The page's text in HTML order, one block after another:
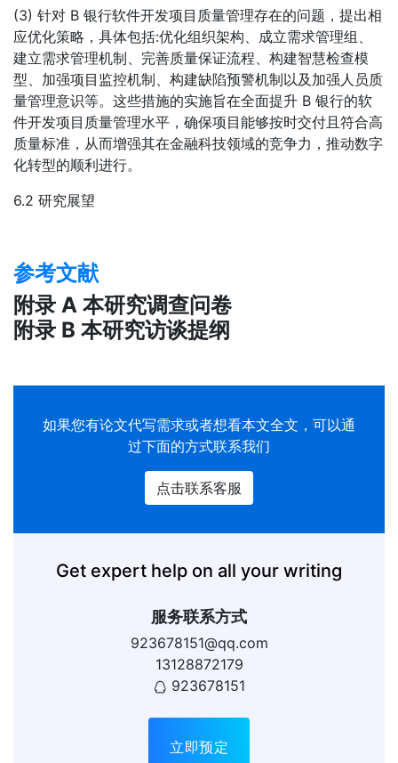
(3) 针对 B 银行软件开发项目质量管理存在的问题，提出相
应优化策略，具体包括:优化组织架构、成立需求管理组、
建立需求管理机制、完善质量保证流程、构建智慧检查模
型、加强项目监控机制、构建缺陷预警机制以及加强人员质
量管理意识等。这些措施的实施旨在全面提升 B 银行的软
件开发项目质量管理水平，确保项目能够按时交付且符合高
质量标准，从而增强其在金融科技领域的竞争力，推动数字
化转型的顺利进行。
6.2 研究展望
参考文献
附录 A 本研究调查问卷
附录 B 本研究访谈提纲
如果您有论文代写需求或者想看本文全文，可以通
过下面的方式联系我们
点击联系客服
Get expert help on all your writing
服务联系方式
923678151@qq.com
13128872179
923678151
立即预定